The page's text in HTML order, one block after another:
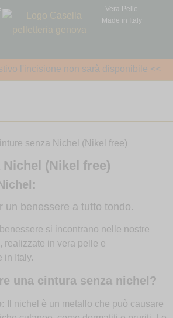
Vera Pelle
Made in Italy
l'incisione non sarà disponibile <<
senza Nichel (Nikel free)
(Nikel free)
un benessere a tutto tondo.
si incontrano nelle nostre
realizzate in vera pelle e
in Italy.
una cintura senza nichel?
Il nichel è un metallo che può causare